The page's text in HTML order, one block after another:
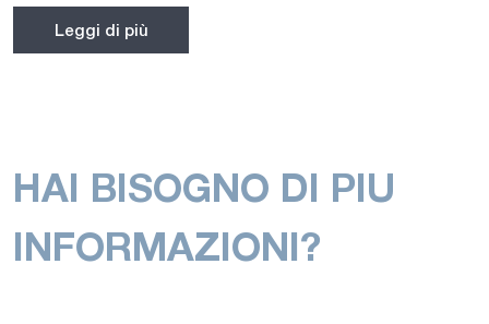
Leggi di più
HAI BISOGNO DI PIU
INFORMAZIONI?